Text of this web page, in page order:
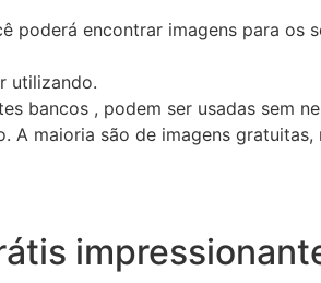
poderá encontrar imagens para os
utilizando.
bancos , podem ser usadas sem
maioria são de imagens